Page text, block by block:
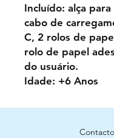
Incluído: alça para
cabo de
C, 2 rolos de
rolo de papel
do usuário.
Idade: +6 Anos
Contacto